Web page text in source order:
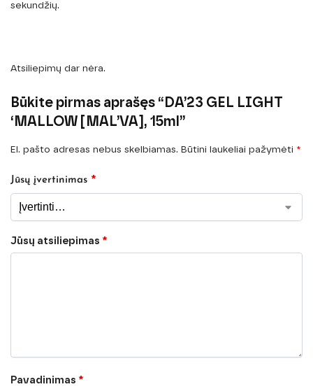
sekundžių.
Atsiliepimų dar nėra.
Būkite pirmas aprašęs “DA’23 GEL LIGHT
‘MALLOW [MAL’VA], 15ml”
El. pašto adresas nebus skelbiamas. Būtini laukeliai pažymėti *
Jūsų įvertinimas *
Jūsų atsiliepimas *
Pavadinimas *